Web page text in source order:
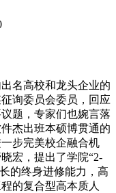
名高校和龙头企业的
询委员会委员，回应
题，专家们也婉言落
杰出班本硕博贯通的
步完美校企融合机
宏，提出了学院“2-
的终身进修能力，高
的复合型高本质人